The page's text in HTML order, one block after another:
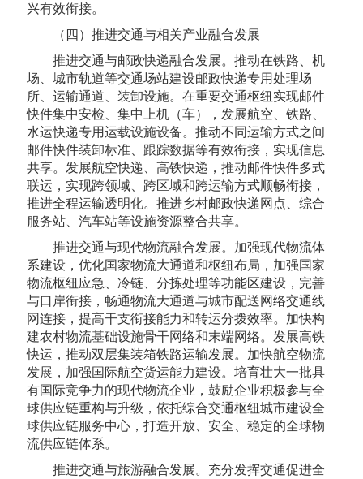
兴有效衔接。
（四）推进交通与相关产业融合发展
推进交通与邮政快递融合发展。推动在铁路、机
场、城市轨道等交通场站建设邮政快递专用处理场
所、运输通道、装卸设施。在重要交通枢纽实现邮件
快件集中安检、集中上机（车），发展航空、铁路、
水运快递专用运载设施设备。推动不同运输方式之间
邮件快件装卸标准、跟踪数据等有效衔接，实现信息
共享。发展航空快递、高铁快递，推动邮件快件多式
联运，实现跨领域、跨区域和跨运输方式顺畅衔接，
推进全程运输透明化。推进乡村邮政快递网点、综合
服务站、汽车站等设施资源整合共享。
推进交通与现代物流融合发展。加强现代物流体
系建设，优化国家物流大通道和枢纽布局，加强国家
物流枢纽应急、冷链、分拣处理等功能区建设，完善
与口岸衔接，畅通物流大通道与城市配送网络交通线
网连接，提高干支衔接能力和转运分拨效率。加快构
建农村物流基础设施骨干网络和末端网络。发展高铁
快运，推动双层集装箱铁路运输发展。加快航空物流
发展，加强国际航空货运能力建设。培育壮大一批具
有国际竞争力的现代物流企业，鼓励企业积极参与全
球供应链重构与升级，依托综合交通枢纽城市建设全
球供应链服务中心，打造开放、安全、稳定的全球物
流供应链体系。
推进交通与旅游融合发展。充分发挥交通促进全